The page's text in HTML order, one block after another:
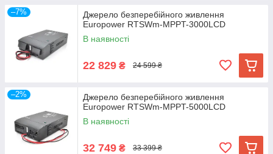
–7%
Джерело безперебійного живлення
Europower RTSWm-MPPT-3000LCD
В наявності
22 829 ₴ 24 599 ₴
–2%
Джерело безперебійного живлення
Europower RTSWm-MPPT-5000LCD
В наявності
32 749 ₴ 33 399 ₴